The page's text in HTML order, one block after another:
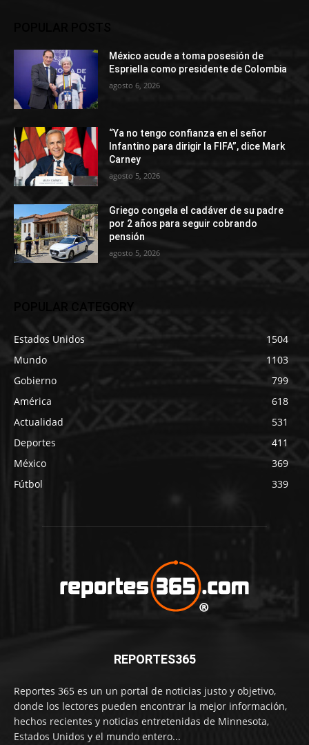
México acude a toma posesión de
Espriella como presidente de Colombia
agosto 6, 2026
“Ya no tengo confianza en el señor
Infantino para dirigir la FIFA”, dice Mark
Carney
agosto 5, 2026
Griego congela el cadáver de su padre
por 2 años para seguir cobrando
pensión
agosto 5, 2026
POPULAR CATEGORY
Estados Unidos
1504
Mundo
1103
Gobierno
799
América
618
Actualidad
531
Deportes
411
México
369
Fútbol
339
REPORTES365
Reportes 365 es un un portal de noticias justo y objetivo,
donde los lectores pueden encontrar la mejor información,
hechos recientes y noticias entretenidas de Minnesota,
Estados Unidos y el mundo entero...